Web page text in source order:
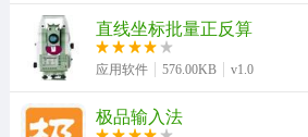
直线坐标批量正反算
应用软件 576.00KB v1.0
极品输入法